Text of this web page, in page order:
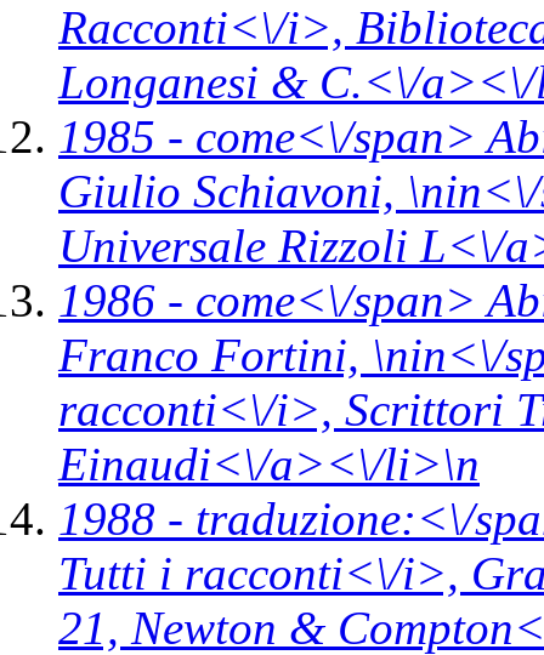
Racconti<\/i>,
Longanesi & C.<\/
1985 - come<\/span>
Giulio Schiavoni, \n
Universale Rizzoli L<\/
1986 - come<\/span>
Franco Fortini, \nin<\/
racconti<\/i>, Scrittori
Einaudi<\/a><\/li>\n
1988 - traduzione:<\/
Tutti i racconti<\/i>,
21, Newton &